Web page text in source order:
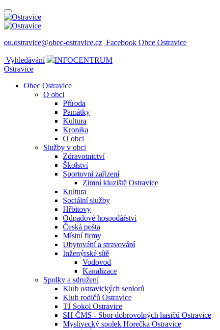
ou.ostravice@obec-ostravice.cz Facebook Obce Ostravice
Vyhledávání
INFOCENTRUM
Ostravice
Obec Ostravice
O obci
Příroda
Památky
Kultura
Kronika
O obci
Služby v obci
Zdravotnictví
Školství
Sportovní zařízení
Zimní kluziště Ostravice
Kultura
Sociální služby
Hřbitovy
Odpadové hospodářství
Česká pošta
Místní firmy
Ubytování a stravování
Inženýrské sítě
Vodovod
Kanalizace
Spolky a sdružení
Klub ostravických seniorů
Klub rodičů Ostravice
TJ Sokol Ostravice
SH ČMS - Sbor dobrovolných hasičů Ostravice
Myslivecký spolek Horečka Ostravice